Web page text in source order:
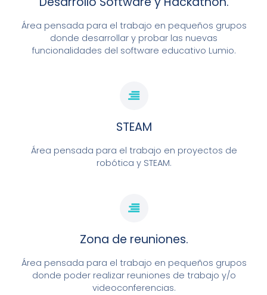
Área pensada para el trabajo en pequeños grupos
donde desarrollar y probar las nuevas
funcionalidades del software educativo Lumio.
STEAM
Área pensada para el trabajo en proyectos de
robótica y STEAM.
Zona de reuniones.
Área pensada para el trabajo en pequeños grupos
donde poder realizar reuniones de trabajo y/o
videoconferencias.